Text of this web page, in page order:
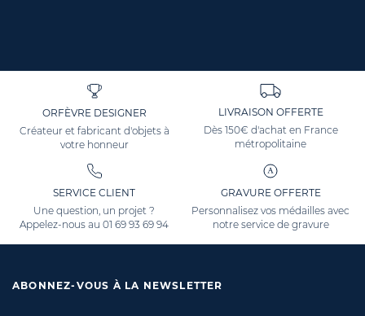
ORFÈVRE DESIGNER
Créateur et fabricant d'objets à
votre honneur
LIVRAISON OFFERTE
Dès 150€ d'achat en France
métropolitaine
SERVICE CLIENT
Une question, un projet ?
Appelez-nous au01 69 93 69 94
GRAVURE OFFERTE
Personnalisez vos médailles avec
notre service de gravure
ABONNEZ-VOUS À LA NEWSLETTER